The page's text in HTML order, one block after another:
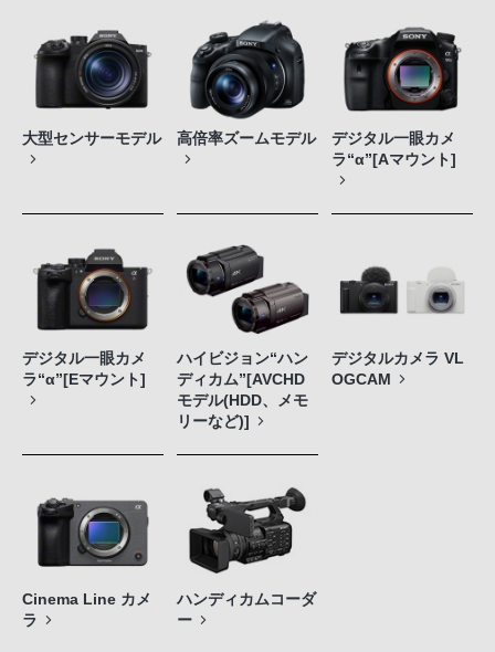
大型センサーモデル 高倍率ズームモデル
デジタル一眼カメ
ラ“α”[Aマウント]
デジタル一眼カメ
ラ“α”[Eマウント]
ハイビジョン“ハン
ディカム”[AVCHD
モデル(HDD、メモ
リーなど)]
デジタルカメラ VL
OGCAM
Cinema Line カメ
ラ
ハンディカムコーダ
ー